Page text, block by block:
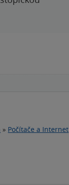
» Počítače a Internet